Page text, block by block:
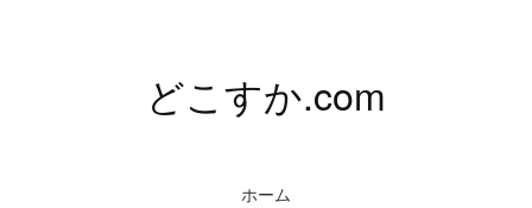
どこすか.com
ホーム